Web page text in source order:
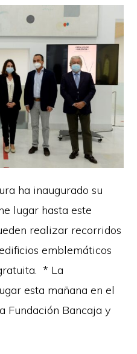
ha inaugurado su
lugar hasta este
realizar recorridos
emblemáticos
* La
esta mañana en el
Fundación Bancaja y